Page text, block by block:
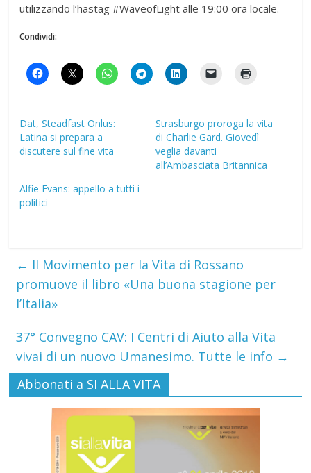
utilizzando l’hastag #WaveofLight alle 19:00 ora locale.
Condividi:
Dat, Steadfast Onlus:
Latina si prepara a
discutere sul fine vita
Strasburgo proroga la vita
di Charlie Gard. Giovedì
veglia davanti
all’Ambasciata Britannica
Alfie Evans: appello a tutti i
politici
← Il Movimento per la Vita di Rossano
promuove il libro «Una buona stagione per
l’Italia»
37° Convegno CAV: I Centri di Aiuto alla Vita
vivai di un nuovo Umanesimo. Tutte le info →
Abbonati a SI ALLA VITA